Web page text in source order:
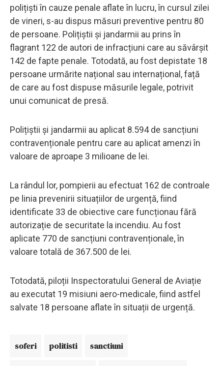
polițiști în cauze penale aflate în lucru, în cursul zilei
de vineri, s-au dispus măsuri preventive pentru 80
de persoane. Polițiștii și jandarmii au prins în
flagrant 122 de autori de infracțiuni care au săvârșit
142 de fapte penale. Totodată, au fost depistate 18
persoane urmărite național sau internațional, față
de care au fost dispuse măsurile legale, potrivit
unui comunicat de presă.
Polițiștii și jandarmii au aplicat 8.594 de sancțiuni
contravenționale pentru care au aplicat amenzi în
valoare de aproape 3 milioane de lei.
La rândul lor, pompierii au efectuat 162 de controale
pe linia prevenirii situațiilor de urgență, fiind
identificate 33 de obiective care funcționau fără
autorizație de securitate la incendiu. Au fost
aplicate 770 de sancțiuni contravenționale, în
valoare totală de 367.500 de lei.
Totodată, piloții Inspectoratului General de Aviație
au executat 19 misiuni aero-medicale, fiind astfel
salvate 18 persoane aflate în situații de urgență.
soferi politisti sanctiuni